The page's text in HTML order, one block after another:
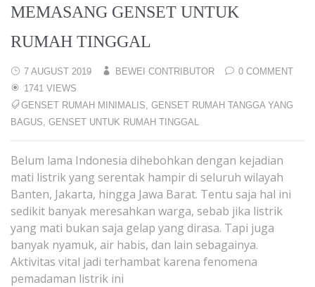
MEMASANG GENSET UNTUK
RUMAH TINGGAL
7 AUGUST 2019 BEWEI CONTRIBUTOR
0 COMMENT
1741 VIEWS
GENSET RUMAH MINIMALIS GENSET RUMAH TANGGA YANG
BAGUS GENSET UNTUK RUMAH TINGGAL
Belum lama Indonesia dihebohkan dengan kejadian
mati listrik yang serentak hampir di seluruh wilayah
Banten, Jakarta, hingga Jawa Barat. Tentu saja hal ini
sedikit banyak meresahkan warga, sebab jika listrik
yang mati bukan saja gelap yang dirasa. Tapi juga
banyak nyamuk, air habis, dan lain sebagainya.
Aktivitas vital jadi terhambat karena fenomena
pemadaman listrik ini